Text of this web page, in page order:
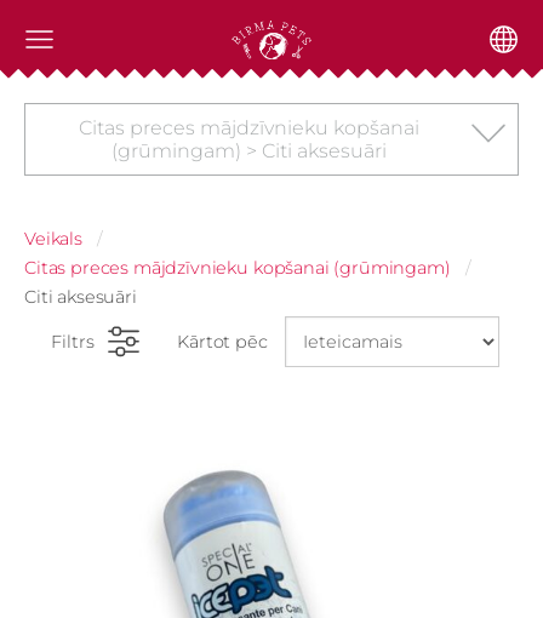
Citas preces mājdzīvnieku kopšanai
(grūmingam) > Citi aksesuāri
Veikals
Citas preces mājdzīvnieku kopšanai (grūmingam)
Citi aksesuāri
Filtrs Kārtot pēc